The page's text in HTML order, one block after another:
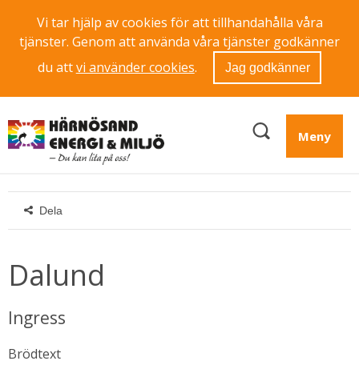
Vi tar hjälp av cookies för att tillhandahålla våra
tjänster. Genom att använda våra tjänster godkänner
du attvi använder cookies. Jag godkänner
Meny
Dela
Dalund
Ingress
Brödtext